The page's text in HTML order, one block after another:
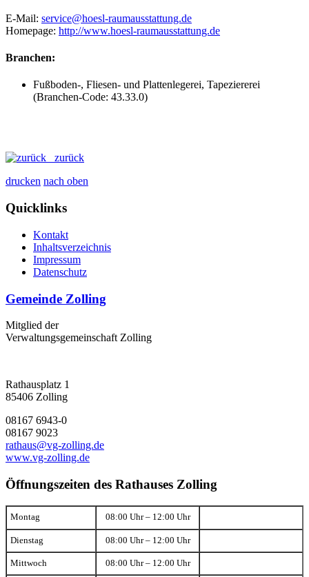
E-Mail: service@hoesl-raumausstattung.de
Homepage: http://www.hoesl-raumausstattung.de
Branchen:
Fußboden-, Fliesen- und Plattenlegerei, Tapeziererei
(Branchen-Code: 43.33.0)
zurück
drucken nach oben
Quicklinks
Kontakt
Inhaltsverzeichnis
Impressum
Datenschutz
Gemeinde Zolling
Mitglied der
Verwaltungsgemeinschaft Zolling
Rathausplatz 1
85406 Zolling
08167 6943-0
08167 9023
rathaus@vg-zolling.de
www.vg-zolling.de
Öffnungszeiten des Rathauses Zolling
Montag 08:00 Uhr – 12:00 Uhr
Dienstag 08:00 Uhr – 12:00 Uhr
Mittwoch 08:00 Uhr – 12:00 Uhr